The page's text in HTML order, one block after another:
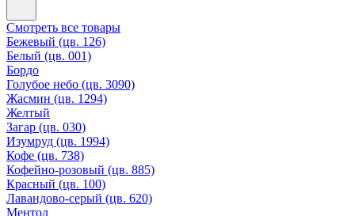
Смотреть все товары
Бежевый (цв. 126)
Белый (цв. 001)
Бордо
Голубое небо (цв. 3090)
Жасмин (цв. 1294)
Желтый
Загар (цв. 030)
Изумруд (цв. 1994)
Кофе (цв. 738)
Кофейно-розовый (цв. 885)
Красный (цв. 100)
Лавандово-серый (цв. 620)
Ментол